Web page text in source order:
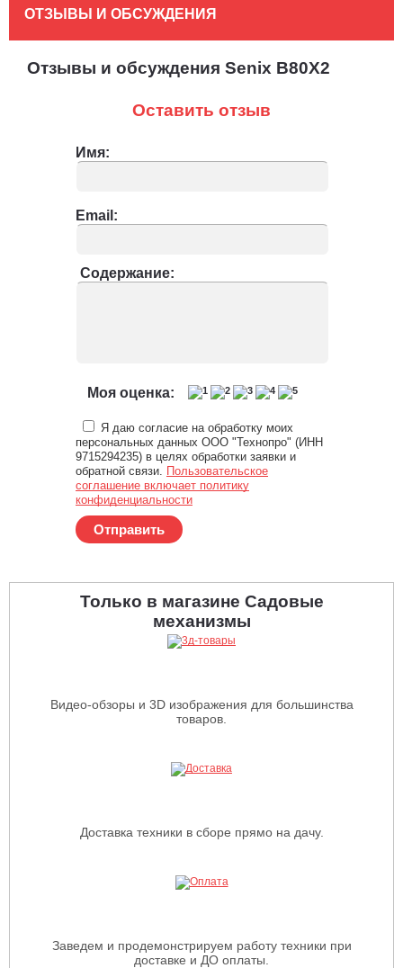
Отзывы и обсуждения Senix B80X2
Оставить отзыв
Имя:
Email:
Содержание:
Моя оценка:
Я даю согласие на обработку моих
персональных данных ООО "Технопро" (ИНН
9715294235) в целях обработки заявки и
обратной связи.
Пользовательское
соглашение включает политику
конфиденциальности
Отправить
ОТЗЫВЫ И ОБСУЖДЕНИЯ
Только в магазине Садовые
механизмы
Видео-обзоры и 3D изображения для большинства
товаров.
Доставка техники в сборе прямо на дачу.
Заведем и продемонстрируем работу техники при
доставке и ДО оплаты.